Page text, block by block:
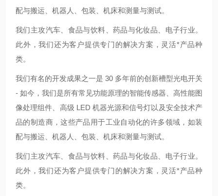
配与搬运、机器人、包装、机床和测量与测试。
我们主攻汽车、食品与饮料、药品与化妆品、电子行业。
此外，我们还为客户提供专门的解决方案，灵活*产品种
类。
我们有名的开发成果之一是 30 多年前的创新槽型光电开关
- 如今，我们是所有常见功能原理的智能传感器、高性能图
像处理组件、高级 LED 机器光源和信号灯以及安全技术产
品的制造商，这些产品用于工业自动化的许多领域，如装
配与搬运、机器人、包装、机床和测量与测试。
我们主攻汽车、食品与饮料、药品与化妆品、电子行业。
此外，我们还为客户提供专门的解决方案，灵活*产品种
类。